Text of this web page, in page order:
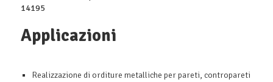
14195
Applicazioni
Realizzazione di orditure metalliche per pareti, contropareti